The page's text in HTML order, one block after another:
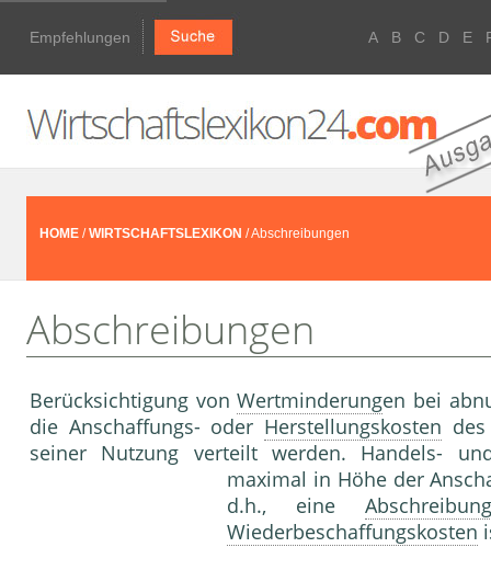
Empfehlungen A B C D E
HOME /WIRTSCHAFTSLEXIKON / Abschreibungen
Abschreibungen
Berücksichtigung vonWertminderungen bei
die Anschaffungs- oder Herstellungskosten
seiner Nutzung verteilt werden. Handels-
maximal in Höhe der
d.h., eine
Wiederbeschaffungskosten